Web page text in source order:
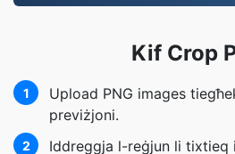
Kif Crop
1
Upload PNG images
previżjoni.
2
Iddreggja l-reġjun li